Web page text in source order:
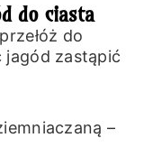
do ciasta
do
jagód zastąpić
–